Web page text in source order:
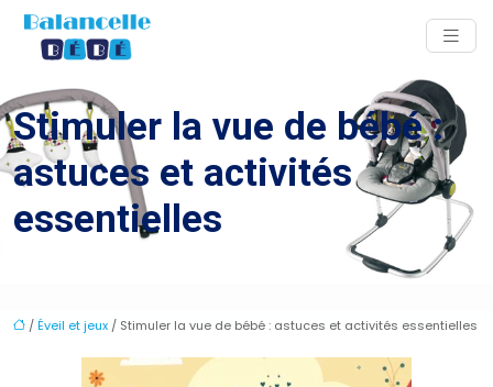
Stimuler la vue de bébé :
astuces et activités
essentielles
/Éveil et jeux / Stimuler la vue de bébé : astuces et activités essentielles